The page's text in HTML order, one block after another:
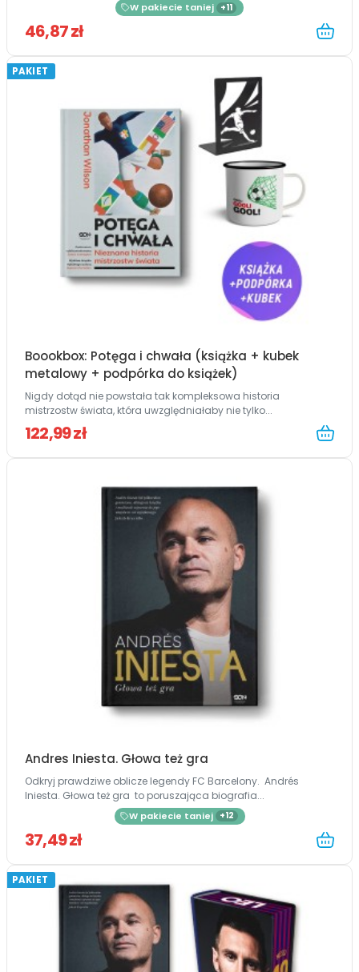
W pakiecie taniej +11
46,87 zł
PAKIET
Boookbox: Potęga i chwała (książka + kubek
metalowy + podpórka do książek)
Nigdy dotąd nie powstała tak kompleksowa historia
mistrzostw świata, która uwzględniałaby nie tylko...
122,99 zł
Andres Iniesta. Głowa też gra
Odkryj prawdziwe oblicze legendy FC Barcelony. Andrés
Iniesta. Głowa też gra to poruszająca biografia...
W pakiecie taniej +12
37,49 zł
PAKIET